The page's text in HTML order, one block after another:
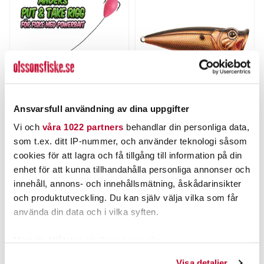
Ansvarsfull användning av dina uppgifter
Vi och våra 1022 partners behandlar din personliga data,
som t.ex. ditt IP-nummer, och använder teknologi såsom
cookies för att lagra och få tillgång till information på din
enhet för att kunna tillhandahålla personliga annonser och
innehåll, annons- och innehållsmätning, åskådarinsikter
och produktutveckling. Du kan själv välja vilka som får
använda din data och i vilka syften.
OLSSONS FISKE
Anders Put and Take kit
Pris:45,00 kr45,00 kr
FLER ÄN 6 ST KVAR
LÄGG I VARUKORGEN
STRIKE PRO
Perch Pop 7cm
Nuvarande pris:
105,00 krTidigare pris:
135,00 kr
105,00 kr
135,00 kr
FINNS I LAGER.
LÄS MER